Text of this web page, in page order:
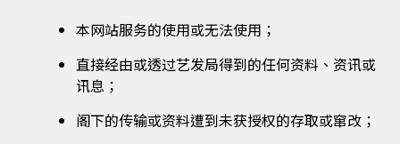
本网站服务的使用或无法使用；
直接经由或透过艺发局得到的任何资料、资讯或
讯息；
阁下的传输或资料遭到未获授权的存取或窜改；